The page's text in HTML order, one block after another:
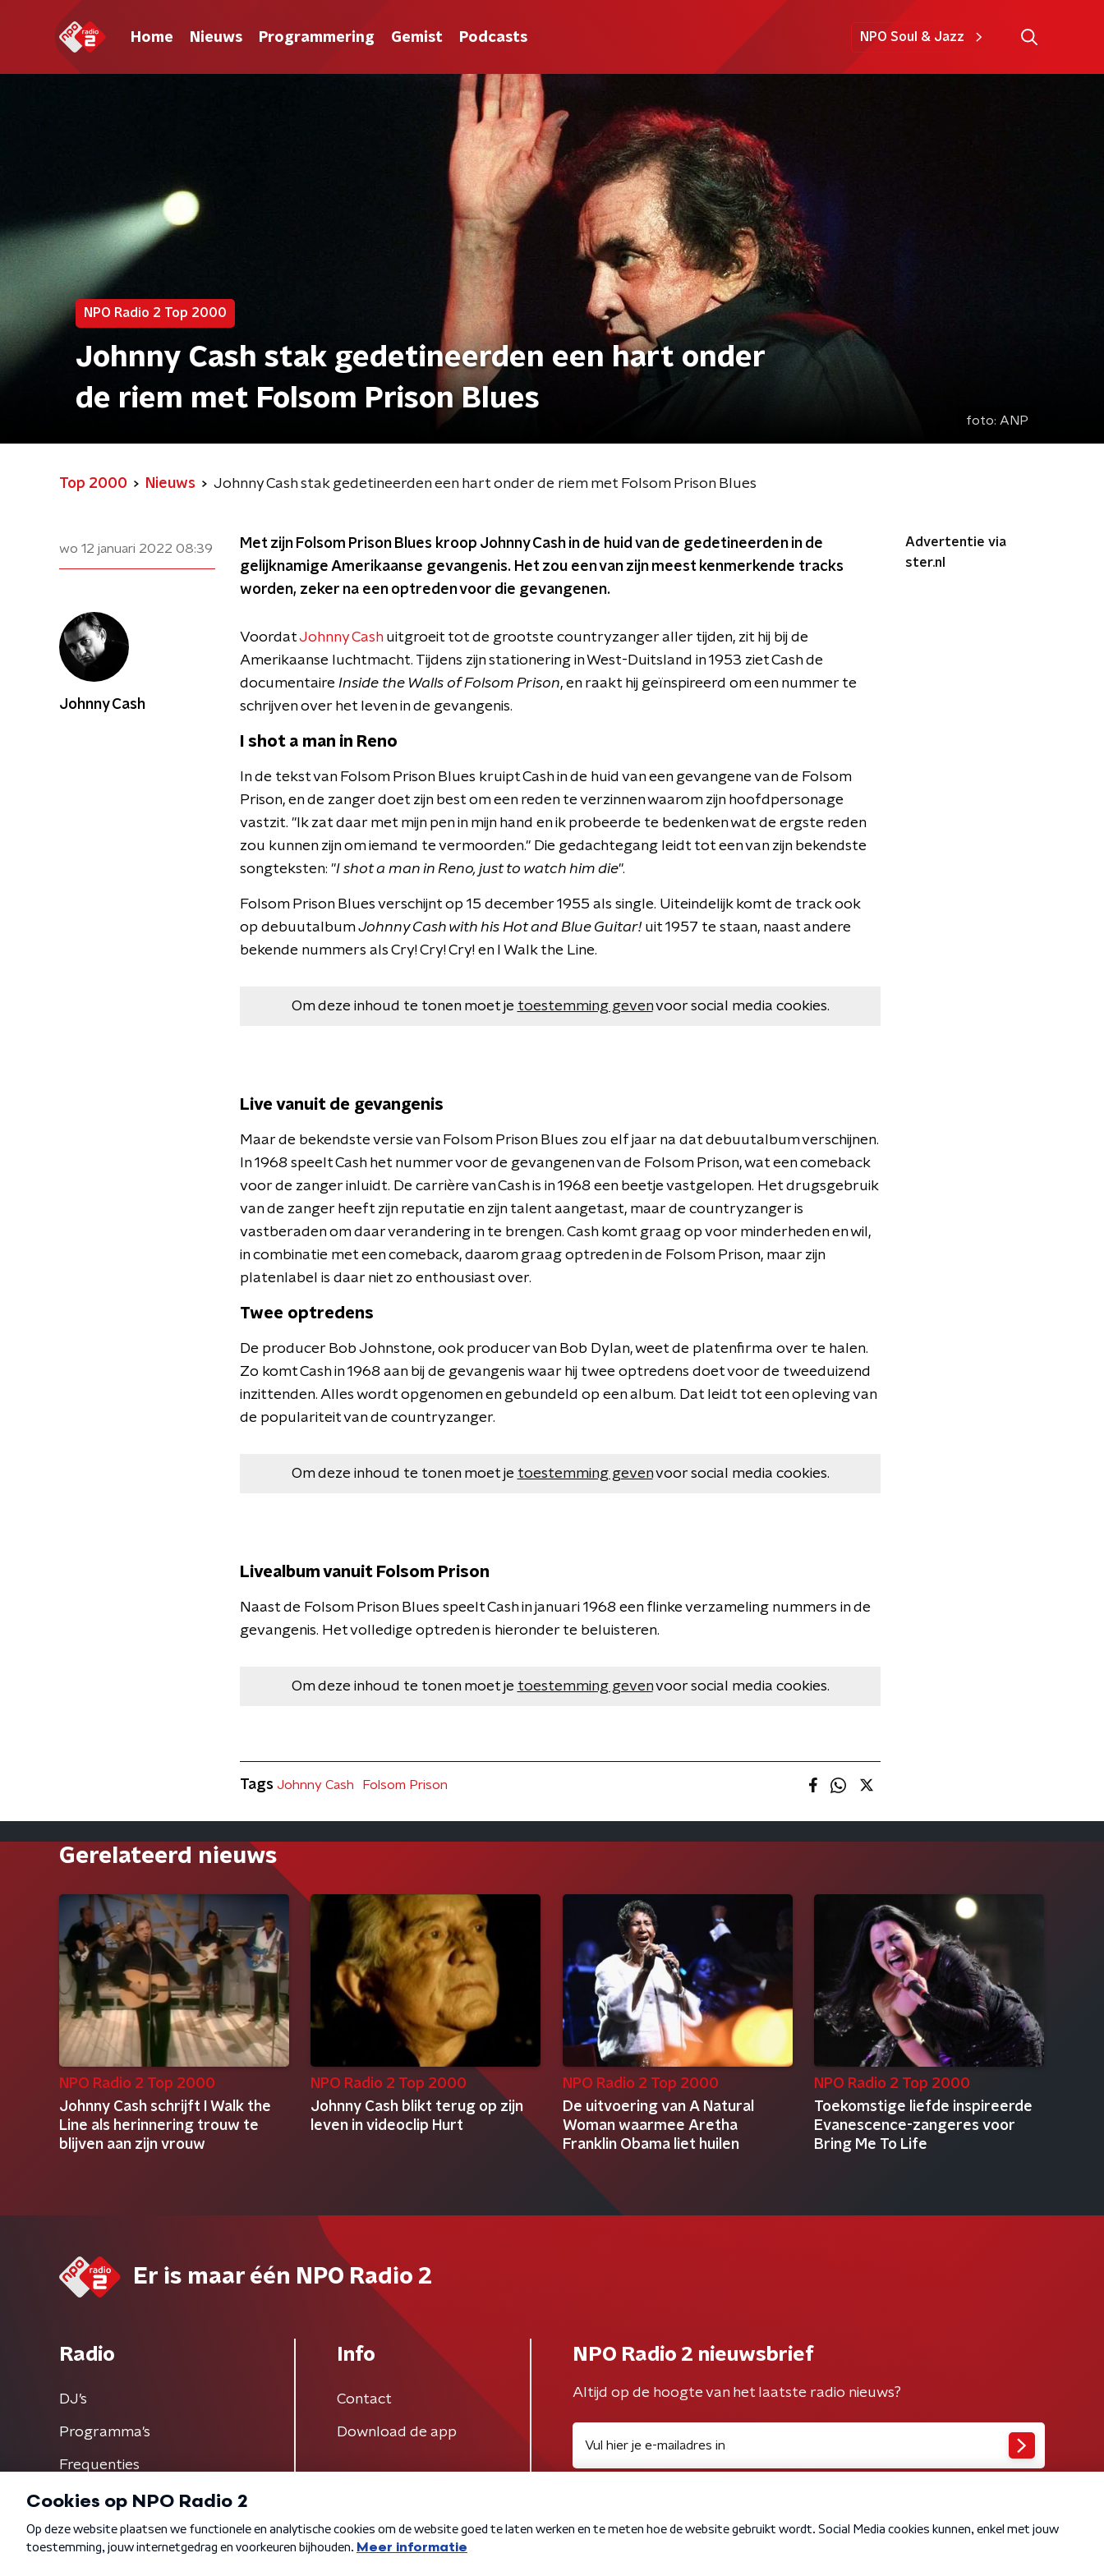
Home Nieuws Programmering Gemist Podcasts NPO Soul & Jazz
NPO Radio 2 Top 2000
Johnny Cash stak gedetineerden een hart onder
de riem met Folsom Prison Blues
foto: ANP
Top 2000 Nieuws Johnny Cash stak gedetineerden een hart onder de riem met Folsom Prison Blues
wo 12 januari 2022 08:39
Met zijn Folsom Prison Blues kroop Johnny Cash in de huid van de gedetineerden in de
gelijknamige Amerikaanse gevangenis. Het zou een van zijn meest kenmerkende tracks
worden, zeker na een optreden voor die gevangenen.
VoordatJohnny Cash uitgroeit tot de grootste countryzanger aller tijden, zit hij bij de
Amerikaanse luchtmacht. Tijdens zijn stationering in West-Duitsland in 1953 ziet Cash de
documentaire Inside the Walls of Folsom Prison, en raakt hij geïnspireerd om een nummer te
schrijven over het leven in de gevangenis.
I shot a man in Reno
In de tekst van Folsom Prison Blues kruipt Cash in de huid van een gevangene van de Folsom
Prison, en de zanger doet zijn best om een reden te verzinnen waarom zijn hoofdpersonage
vastzit. "Ik zat daar met mijn pen in mijn hand en ik probeerde te bedenken wat de ergste reden
zou kunnen zijn om iemand te vermoorden." Die gedachtegang leidt tot een van zijn bekendste
songteksten: "I shot a man in Reno, just to watch him die".
Folsom Prison Blues verschijnt op 15 december 1955 als single. Uiteindelijk komt de track ook
op debuutalbumJohnny Cash with his Hot and Blue Guitar! uit 1957 te staan, naast andere
bekende nummers als Cry! Cry! Cry! en I Walk the Line.
Om deze inhoud te tonen moet je toestemming gevenvoor social media cookies.
Live vanuit de gevangenis
Maar de bekendste versie van Folsom Prison Blues zou elf jaar na dat debuutalbum verschijnen.
In 1968 speelt Cash het nummer voor de gevangenen van de Folsom Prison, wat een comeback
voor de zanger inluidt. De carrière van Cash is in 1968 een beetje vastgelopen. Het drugsgebruik
van de zanger heeft zijn reputatie en zijn talent aangetast, maar de countryzanger is
vastberaden om daar verandering in te brengen. Cash komt graag op voor minderheden en wil,
in combinatie met een comeback, daarom graag optreden in de Folsom Prison, maar zijn
platenlabel is daar niet zo enthousiast over.
Twee optredens
De producer Bob Johnstone, ook producer van Bob Dylan, weet de platenfirma over te halen.
Zo komt Cash in 1968 aan bij de gevangenis waar hij twee optredens doet voor de tweeduizend
inzittenden. Alles wordt opgenomen en gebundeld op een album. Dat leidt tot een opleving van
de populariteit van de countryzanger.
Om deze inhoud te tonen moet je toestemming gevenvoor social media cookies.
Livealbum vanuit Folsom Prison
Naast de Folsom Prison Blues speelt Cash in januari 1968 een flinke verzameling nummers in de
gevangenis. Het volledige optreden is hieronder te beluisteren.
Om deze inhoud te tonen moet je toestemming gevenvoor social media cookies.
Advertentie via
ster.nl
Johnny Cash
Tags Johnny Cash Folsom Prison
Gerelateerd nieuws
NPO Radio 2 Top 2000
Johnny Cash schrijft I Walk the
Line als herinnering trouw te
blijven aan zijn vrouw
NPO Radio 2 Top 2000
Johnny Cash blikt terug op zijn
leven in videoclip Hurt
NPO Radio 2 Top 2000
De uitvoering van A Natural
Woman waarmee Aretha
Franklin Obama liet huilen
NPO Radio 2 Top 2000
Toekomstige liefde inspireerde
Evanescence-zangeres voor
Bring Me To Life
Er is maar één NPO Radio 2
Radio
DJ’s
Programma's
Frequenties
Info
Contact
Download de app
NPO Radio 2 nieuwsbrief
Altijd op de hoogte van het laatste radio nieuws?
Algemene voorwaarden Privacybeleid